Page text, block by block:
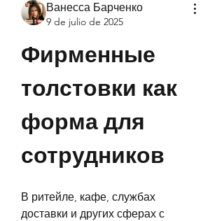
Ванесса Барченко
9 de julio de 2025
Фирменные
толстовки как
форма для
сотрудников
В ритейле, кафе, службах
доставки и других сферах с